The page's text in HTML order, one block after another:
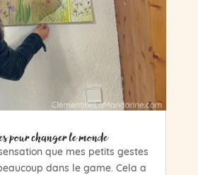
pour changer le monde
que mes petits gestes
dans le game. Cela a